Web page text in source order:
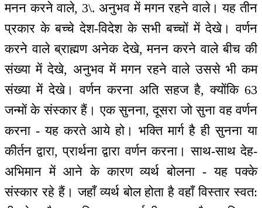
मनन करने वाले, 3\. अनुभव में मगन रहने वाले। यह तीन
प्रकार के बच्चे देश-विदेश के सभी बच्चों में देखे। वर्णन
करने वाले ब्राह्मण अनेक देखे, मनन करने वाले बीच की
संख्या में देखे, अनुभव में मगन रहने वाले उससे भी कम
संख्या में देखे। वर्णन करना अति सहज है, क्योंकि 63
जन्मों के संस्कार हैं। एक सुनना, दूसरा जो सुना वह वर्णन
करना - यह करते आये हो। भक्ति मार्ग है ही सुनना या
कीर्तन द्वारा, प्रार्थना द्वारा वर्णन करना। साथ-साथ देह-
अभिमान में आने के कारण व्यर्थ बोलना - यह पक्के
संस्कार रहे हैं। जहाँ व्यर्थ बोल होता है वहाँ विस्तार स्वत: